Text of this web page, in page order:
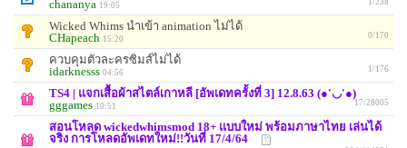
chananya 19:05
Wicked Whims นำเข้า animation ไม่ได้
CHapeach 15:20 0/170
ควบคุมตัวละครซิมส์ไม่ได้
idarknesss 04:56 1/176
TS4 | แจกเสื้อผ้าสไตล์เกาหลี [อัพเดทครั้งที่ 3] 12.8.63 (●'◡'●)
gggames 10:51 17/28005
สอนโหลด wickedwhimsmod 18+ แบบใหม่ พร้อมภาษาไทย เล่นได้
จริง การโหลดอัพเดทใหม่!!วันที่ 17/4/64